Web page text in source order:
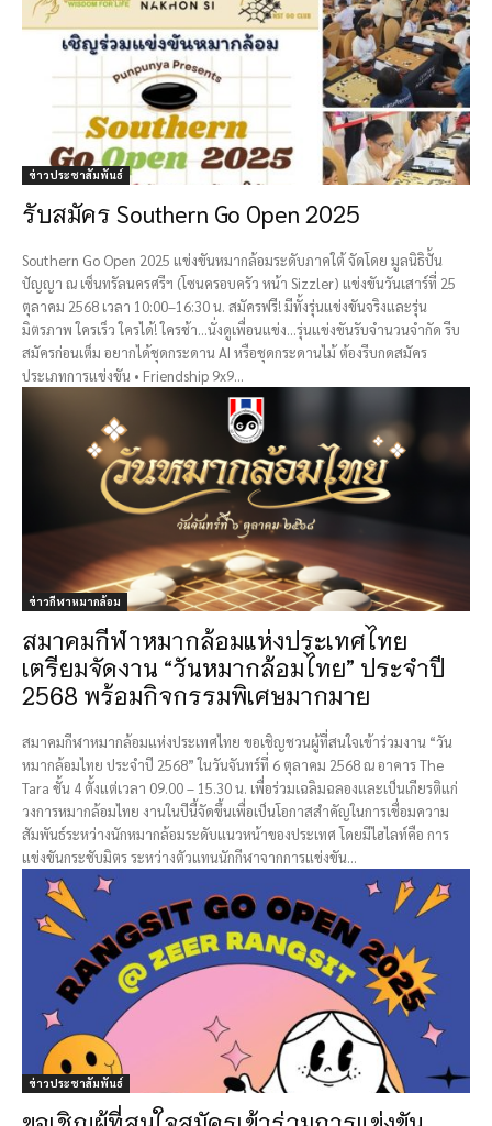
ข่าวประชาสัมพันธ์
รับสมัคร Southern Go Open 2025
Southern Go Open 2025 แข่งขันหมากล้อมระดับภาคใต้ จัดโดย มูลนิธิปั้น
ปัญญา ณ เซ็นทรัลนครศรีฯ (โซนครอบครัว หน้า Sizzler) แข่งขันวันเสาร์ที่ 25
ตุลาคม 2568 เวลา 10:00–16:30 น. สมัครฟรี! มีทั้งรุ่นแข่งขันจริงและรุ่น
มิตรภาพ ใครเร็ว ใครได้! ใครช้า...นั่งดูเพื่อนแข่ง...รุ่นแข่งขันรับจำนวนจำกัด รีบ
สมัครก่อนเต็ม อยากได้ชุดกระดาน AI หรือชุดกระดานไม้ ต้องรีบกดสมัคร
ประเภทการแข่งขัน • Friendship 9x9...
ข่าวกีฬาหมากล้อม
สมาคมกีฬาหมากล้อมแห่งประเทศไทย
เตรียมจัดงาน “วันหมากล้อมไทย” ประจำปี
2568 พร้อมกิจกรรมพิเศษมากมาย
สมาคมกีฬาหมากล้อมแห่งประเทศไทย ขอเชิญชวนผู้ที่สนใจเข้าร่วมงาน “วัน
หมากล้อมไทย ประจำปี 2568” ในวันจันทร์ที่ 6 ตุลาคม 2568 ณ อาคาร The
Tara ชั้น 4 ตั้งแต่เวลา 09.00 – 15.30 น. เพื่อร่วมเฉลิมฉลองและเป็นเกียรติแก่
วงการหมากล้อมไทย งานในปีนี้จัดขึ้นเพื่อเป็นโอกาสสำคัญในการเชื่อมความ
สัมพันธ์ระหว่างนักหมากล้อมระดับแนวหน้าของประเทศ โดยมีไฮไลท์คือ การ
แข่งขันกระชับมิตร ระหว่างตัวแทนนักกีฬาจากการแข่งขัน...
ข่าวประชาสัมพันธ์